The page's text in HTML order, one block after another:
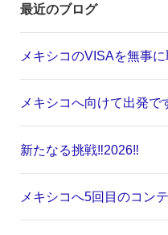
最近のブログ
メキシコのVISAを無事に
メキシコへ向けて出発で
新たなる挑戦‼️2026‼️
メキシコへ5回目のコン